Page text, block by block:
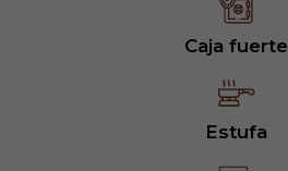
Caja fuerte
Estufa